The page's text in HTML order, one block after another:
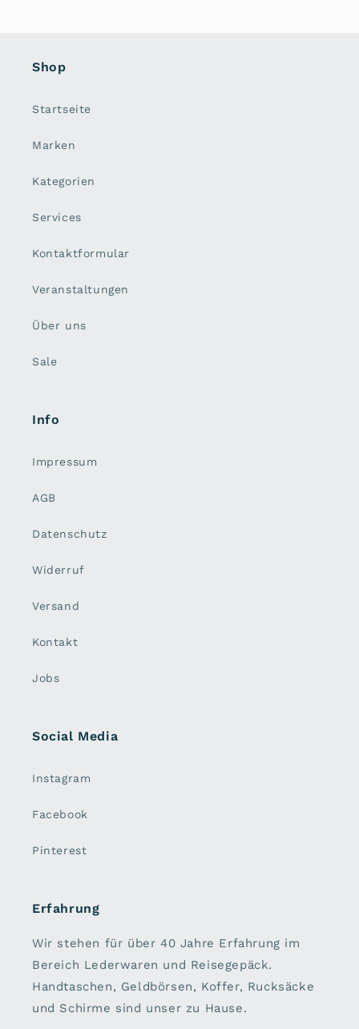
Shop
Startseite
Marken
Kategorien
Services
Kontaktformular
Veranstaltungen
Über uns
Sale
Info
Impressum
AGB
Datenschutz
Widerruf
Versand
Kontakt
Jobs
Social Media
Instagram
Facebook
Pinterest
Erfahrung
Wir stehen für über 40 Jahre Erfahrung im
Bereich Lederwaren und Reisegepäck.
Handtaschen, Geldbörsen, Koffer, Rucksäcke
und Schirme sind unser zu Hause.